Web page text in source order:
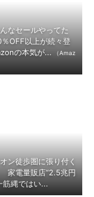
んなセールやってた
OFF以上が続々登
の本気が...
（Amaz
オン徒歩圏に張り付く
家電量販店“2.5兆円
筋縄ではい...